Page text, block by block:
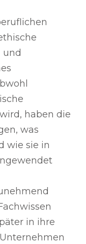
und
haben die
was
wie sie in
in ihre